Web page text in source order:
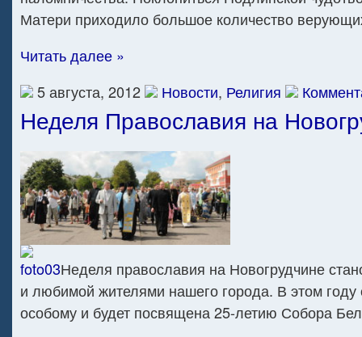
Матери приходило большое количество
Читать далее »
5 августа, 2012
Новости, Религия
Неделя Православия на
Неделя православия на Новогрудчине
и любимой жителями нашего города. В этом году
особому и будет посвящена 25-летию Собора